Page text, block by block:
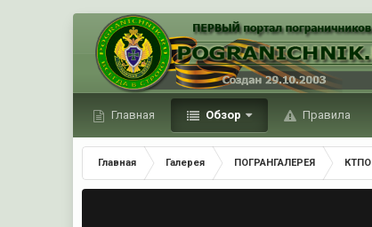
Главная Обзор Правила
Главная Галерея ПОГРАНГАЛЕРЕЯ КТПО